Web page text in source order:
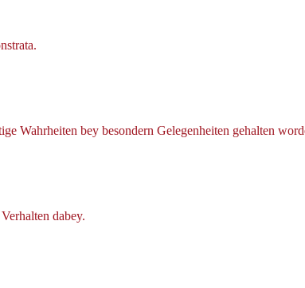
Wahrheiten bey besondern Gelegenheiten gehalten
dabey.